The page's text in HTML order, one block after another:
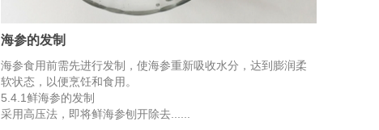
海参的发制
海参食用前需先进行发制，使海参重新吸收水分，达到膨润柔
软状态，以便烹饪和食用。
5.4.1鲜海参的发制
采用高压法，即将鲜海参刨开除去......